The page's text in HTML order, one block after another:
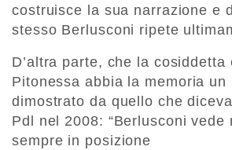
costruisce la sua narrazione e
stesso Berlusconi ripete
D’altra parte, che la cosiddetta
Pitonessa abbia la memoria un
dimostrato da quello che
Pdl nel 2008: “Berlusconi vede
sempre in posizione